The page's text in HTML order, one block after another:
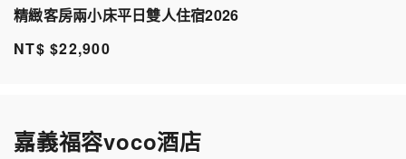
精緻客房兩小床平日雙人住宿2026
NT$ $22,900
嘉義福容voco酒店